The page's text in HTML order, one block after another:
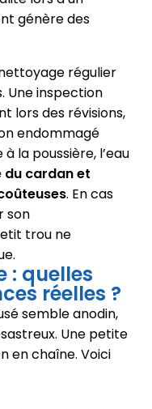
génère des
régulier
Une inspection
lors des révisions,
endommagé
la poussière, l’eau
du cardan et
. En cas
son
trou ne
: quelles
réelles ?
semble anodin,
Une petite
en chaîne. Voici